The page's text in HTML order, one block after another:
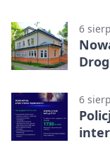
6
6